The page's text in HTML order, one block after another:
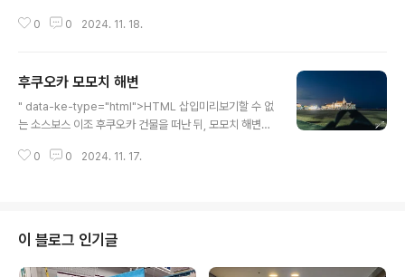
망대쪽에는 화장실이 없다며, 미리 다녀오라고 안내해줍니
습니다.내려올때는 다른 남성 직원이여서 아쉬웠어요(??)
전망대에서 바라본 모모치 해변 되겠습니다.삼각대를 들고
가지 않아서 장노출을 할 수 없었네요.물론 인파를 생각하
이쁘다, 멋있다 이런 생각은 없지만, 뭐라고 해야 될까요...
0 0 2024. 11. 18.
후쿠오카 모모치 해변
" data-ke-type="html">HTML 삽입미리보기할 수 없
는 소스보스 이조 후쿠오카 건물을 떠난 뒤, 모모치 해변이
물을 나온 시점에서는 이미 해가 다 진 이후더라구요.멀리
상당히 어두워졌습니다.인근 벤치 같은 것에 카메라를 올
려놓고 어떻게 수평을 최대한 맞춘 뒤, 장노출로 야경 사진
을 찍어봤습니다.몇몇의 가게들이 있었지만, 평일이라 그
0 0 2024. 11. 17.
이 블로그 인기글